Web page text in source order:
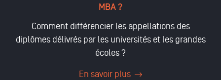
MBA ?
Comment différencier les appellations des
diplômes délivrés par les universités et les grandes
écoles ?
En savoir plus